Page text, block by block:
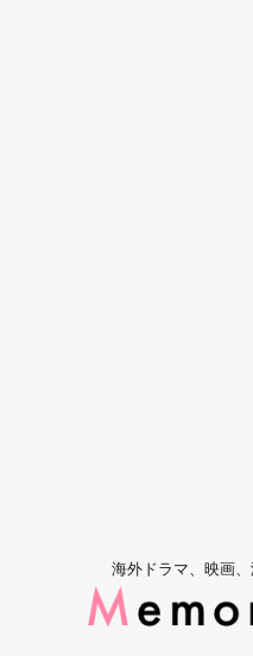
海外ドラマ、映画